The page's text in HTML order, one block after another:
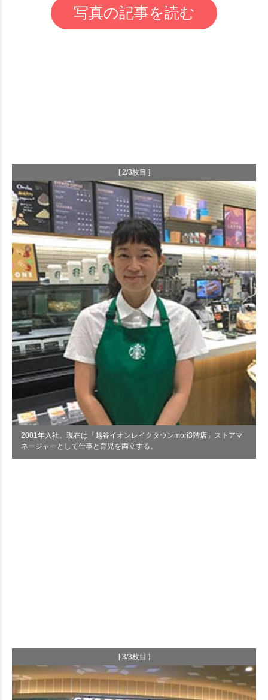
写真の記事を読む
[ 2/3枚目 ]
2001年入社。現在は「越谷イオンレイクタウンmori3階店」ストアマ
ネージャーとして仕事と育児を両立する。
[ 3/3枚目 ]